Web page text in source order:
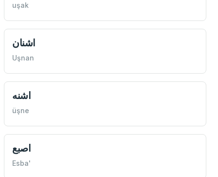
uşak
اشنان
Uşnan
اشنه
üşne
اصبع
Esba'